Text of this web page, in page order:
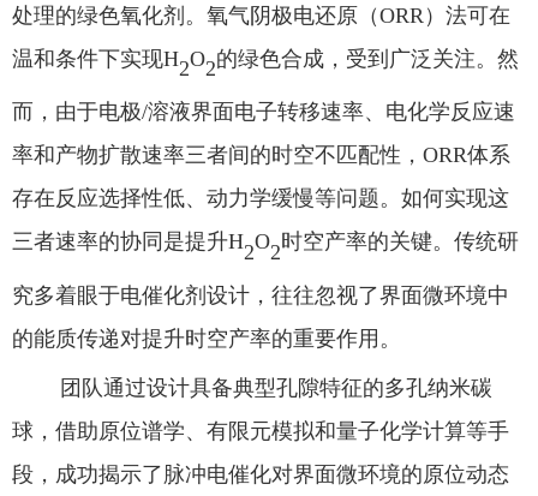
处理的绿色氧化剂 。 氧气阴极电还原（ORR） 法可在
温和条件下实现H2O2的绿色合成， 受到广泛关注。然
而， 由于电极/溶液界面电子转移速率、电化学反应速
率和产物扩散速率三者间的时空不匹配性 ， ORR体系
存在反应选择性低、动力学缓慢等问题。 如何实现这
三者速率的协同是提升H2O2时空产率的关键。传统研
究多着眼于电催化剂设计， 往往忽视了界面微环境中
的能质传递对提升时空产率的重要作用 。
团队通过设计具备典型孔隙特征的多孔纳米碳
球，借助原位谱学、有限元模拟和量子化学计算等手
段 ，成功揭示了脉冲电催化对界面微环境的原位动态